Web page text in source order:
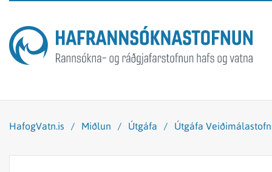
HafogVatn.is / Miðlun / Útgáfa / Útgáfa